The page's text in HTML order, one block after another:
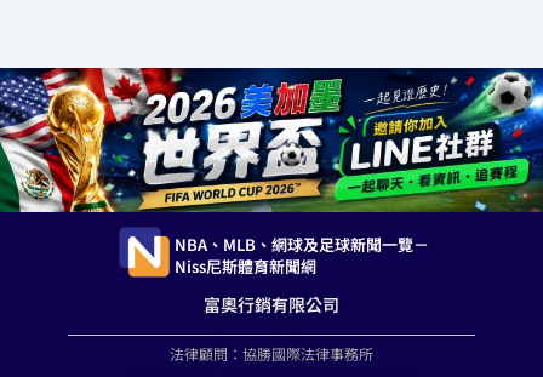
NBA、MLB、網球及足球新聞一覽－
Niss尼斯體育新聞網
富奧行銷有限公司
法律顧問：協勝國際法律事務所